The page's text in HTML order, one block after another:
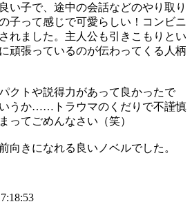
い子で、途中の会話などのやり取り
子って感じで可愛らしい！コンビニ
れました。主人公も引きこもりとい
頑張っているのが伝わってくる人柄
クトや説得力があって良かったで
うか……トラウマのくだりで不謹慎
ってごめんなさい（笑）
向きになれる良いノベルでした。